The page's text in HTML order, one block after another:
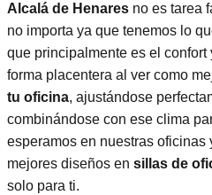
Alcalá de Henares no es tarea
no importa ya que tenemos lo
que principalmente es el
forma placentera al ver como
tu oficina, ajustándose
combinándose con ese clima
esperamos en nuestras oficinas
mejores diseños en sillas de
solo para ti.